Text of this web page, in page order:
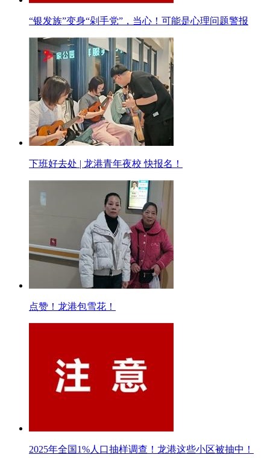
“银发族”变身“剁手党”，当心！可能是心理问题警报
下班好去处 | 龙港青年夜校 快报名！
点赞！龙港包雪花！
2025年全国1%人口抽样调查！龙港这些小区被抽中！